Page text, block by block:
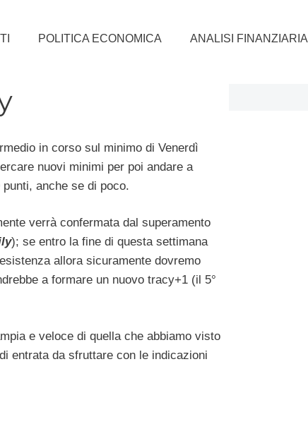
POLITICA ECONOMICA ANALISI FINANZIARIA
in corso sul minimo di Venerdì
nuovi minimi per poi andare a
anche se di poco.
verrà confermata dal superamento
); se entro la fine di questa settimana
allora sicuramente dovremo
a formare un nuovo tracy+1 (il 5°
e veloce di quella che abbiamo visto
entrata da sfruttare con le indicazioni